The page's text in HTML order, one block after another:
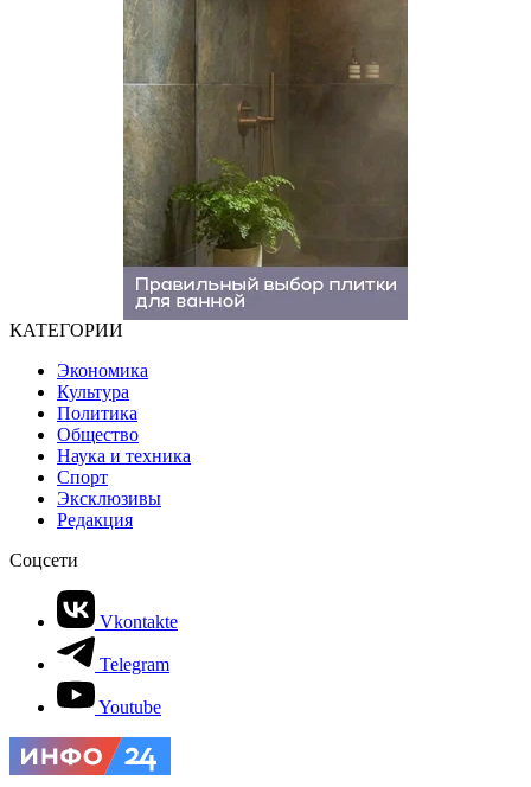
КАТЕГОРИИ
Экономика
Культура
Политика
Общество
Наука и техника
Спорт
Эксклюзивы
Редакция
Соцсети
Vkontakte
Telegram
Youtube